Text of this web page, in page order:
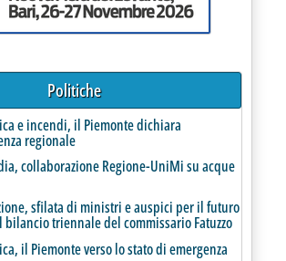
e Bludigit (Italgas)'
in house dell'idrico e dei rifiuti
Politiche
e incendi, il Piemonte dichiara
regionale
collaborazione Regione-UniMi su acque
sfilata di ministri e auspici per il futuro
bilancio triennale del commissario Fatuzzo
il Piemonte verso lo stato di emergenza